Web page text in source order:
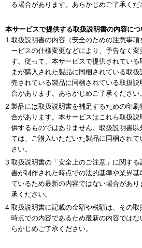
る場合があります。あらかじめご了承くだ
本サービスで提供する取扱説明書の内容につ
取扱説明書の内容（安全のための注意事
ービスの仕様変更などにより、予告なく変
す。従って、本サービスで提供されている
まが購入された製品に同梱されている取
売されている製品に同梱されている取扱
合があります。あらかじめご了承ください。
製品には取扱説明書を補足するための印
合があります。本サービスはこれら取扱
供するものではありません。取扱説明書以
ては、ご購入いただいた製品に同梱され
さい。
取扱説明書の「安全上のご注意」に関する
書が制作された時点での法的基準や業界基
ているため最新の内容ではない場合があり
承ください。
取扱説明書に記載の金額や税額は、その
時点での内容であるため最新の内容では
らかじめご了承ください。